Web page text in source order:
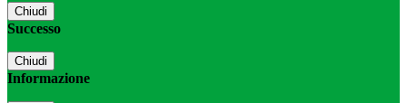
Chiudi
Successo
Chiudi
Informazione